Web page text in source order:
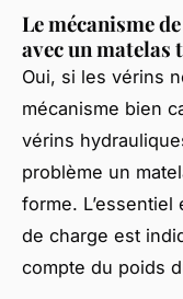
Le mécanisme
avec un matelas
Oui, si les vérins
mécanisme bien
vérins
problème un
forme. L’essentiel
de charge est
compte du poids